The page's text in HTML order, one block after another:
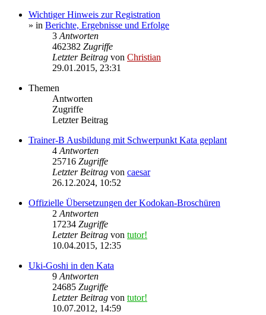
Wichtiger Hinweis zur Registration
» in Berichte, Ergebnisse und Erfolge
3 Antworten
462382 Zugriffe
Letzter Beitrag von Christian
29.01.2015, 23:31
Themen
Antworten
Zugriffe
Letzter Beitrag
Trainer-B Ausbildung mit Schwerpunkt Kata geplant
4 Antworten
25716 Zugriffe
Letzter Beitrag von caesar
26.12.2024, 10:52
Offizielle Übersetzungen der Kodokan-Broschüren
2 Antworten
17234 Zugriffe
Letzter Beitrag von tutor!
10.04.2015, 12:35
Uki-Goshi in den Kata
9 Antworten
24685 Zugriffe
Letzter Beitrag von tutor!
10.07.2012, 14:59